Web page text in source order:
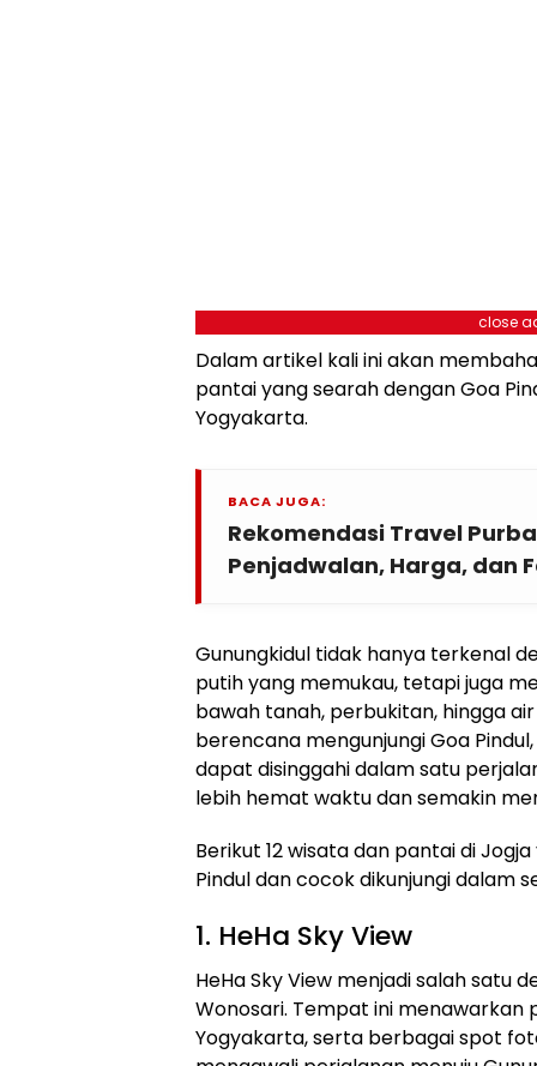
close
Dalam artikel kali ini akan
pantai yang searah dengan Goa
Yogyakarta.
BACA JUGA:
Rekomendasi Travel
Penjadwalan, Harga, dan
Gunungkidul tidak hanya terkenal
putih yang memukau, tetapi juga
bawah tanah, perbukitan, hingga
berencana mengunjungi Goa
dapat disinggahi dalam satu
lebih hemat waktu dan semakin
Berikut 12 wisata dan pantai di
Pindul dan cocok dikunjungi dalam
1. HeHa Sky View
HeHa Sky View menjadi salah satu
Wonosari. Tempat ini
Yogyakarta, serta berbagai spot